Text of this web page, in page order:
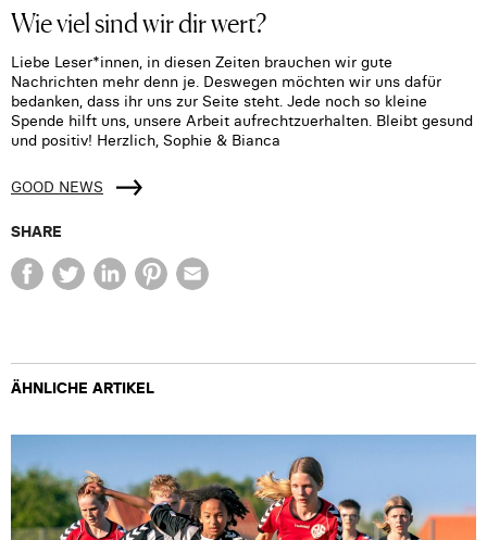
Wie viel sind wir dir wert?
Liebe Leser*innen, in diesen Zeiten brauchen wir gute
Nachrichten mehr denn je. Deswegen möchten wir uns dafür
bedanken, dass ihr uns zur Seite steht. Jede noch so kleine
Spende hilft uns, unsere Arbeit aufrechtzuerhalten. Bleibt gesund
und positiv! Herzlich, Sophie & Bianca
GOOD NEWS
SHARE
ÄHNLICHE ARTIKEL